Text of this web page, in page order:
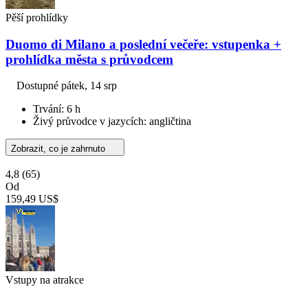
Pěší prohlídky
Duomo di Milano a poslední večeře: vstupenka +
prohlídka města s průvodcem
Dostupné pátek, 14 srp
Trvání: 6 h
Živý průvodce v jazycích: angličtina
Zobrazit, co je zahrnuto
4,8 (65)
Od
159,49 US$
Vstupy na atrakce